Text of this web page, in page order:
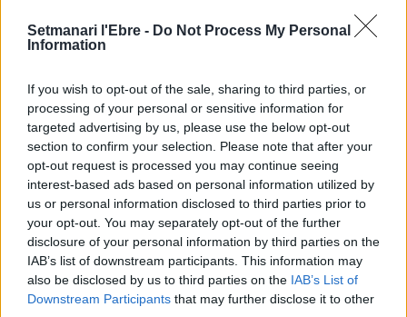
Setmanari l'Ebre - Do Not Process My Personal
Information
If you wish to opt-out of the sale, sharing to third parties, or
processing of your personal or sensitive information for
targeted advertising by us, please use the below opt-out
section to confirm your selection. Please note that after your
opt-out request is processed you may continue seeing
interest-based ads based on personal information utilized by
us or personal information disclosed to third parties prior to
your opt-out. You may separately opt-out of the further
disclosure of your personal information by third parties on the
IAB’s list of downstream participants. This information may
also be disclosed by us to third parties on the IAB’s List of
Downstream Participants that may further disclose it to other
Amposta recupera les Cases del Castell
gastronomia
6 d'agost de 2026
Els vestits de paper guanyen força
enguany amb més modistes i gairebé
40 peces a concurs
31 de juliol de 2026
“L’eclipsi serà una oportunitat també
per a gaudir de les Festes Majors
d’Amposta”
31 de juliol de 2026